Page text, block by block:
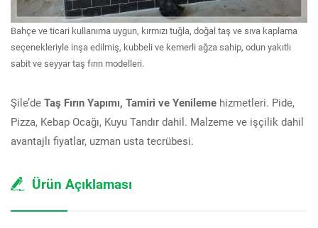
Bahçe ve ticari kullanıma uygun, kırmızı tuğla, doğal taş ve sıva kaplama
seçenekleriyle inşa edilmiş, kubbeli ve kemerli ağza sahip, odun yakıtlı
sabit ve seyyar taş fırın modelleri.
Şile’de Taş Fırın Yapımı, Tamiri ve Yenileme hizmetleri. Pide,
Pizza, Kebap Ocağı, Kuyu Tandır dahil. Malzeme ve işçilik dahil
avantajlı fiyatlar, uzman usta tecrübesi.
Ürün Açıklaması